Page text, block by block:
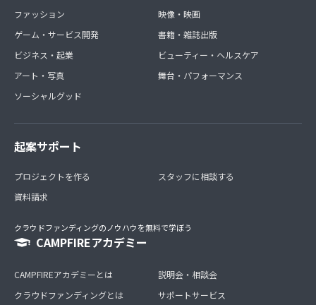
ファッション
ゲーム・サービス開発
ビジネス・起業
アート・写真
ソーシャルグッド
映像・映画
書籍・雑誌出版
ビューティー・ヘルスケア
舞台・パフォーマンス
起案サポート
プロジェクトを作る
資料請求
スタッフに相談する
クラウドファンディングのノウハウを無料で学ぼう
CAMPFIREアカデミー
CAMPFIREアカデミーとは
クラウドファンディングとは
説明会・相談会
サポートサービス